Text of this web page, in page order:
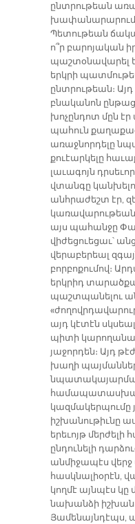
ընտրութեան
խափանարարումը
Պետութեան
ո՞ր բարոյական
պաշտօնավարել
երկրի
ընտրութեան։
բնականոն
խոչընդոտ մըն էր
պահուն
առաջնորդելը
քուէարկելը
լաւագոյն
վտանգը
անհրաժեշտ էր,
կառավարութեան
այս պահանջը
վիժեցուեցաւ՝
վերաբերեալ
բորբոքումով։
երկրիդ
պաշտպանելու
այդ կէտէն
պիտի
յաջորդեն։ Այդ
խաղի
նպատակայարմար
համապատասխան
կազմակերպումը
իշխանութիւնը
երեւոյթ
ընդունելի
անմիջապէս վերջ
հասկնալիօրէն,
կողմէ այնպէս կը
նախանձի
Յամենայնդէպս,